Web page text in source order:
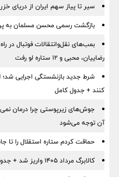
سیر تا پیاز سهم ایران از دریای خزر
بازگشت رسمی محسن مسلمان به
بمب‌های نقل‌وانتقالات فوتبال در
رضاییان، محبی و ۱۲ ستاره لو رفت
کنند + جدول کامل
جوش‌های زیرپوستی چرا درمان
آن توجه می‌شود
حماقت کردم ستاره استقلال را تا
کالابرگ مرداد ۱۴۰۵ واریز شد + جدول کامل